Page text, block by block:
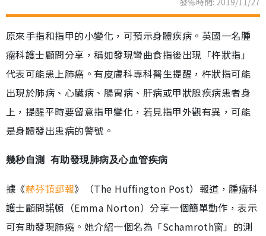
原來手指和指甲的小變化，可預示身體疾病。英國一名腫
瘤科護士顧問分享，稱如發現彎曲食指後出現「杵狀指」
代表可能患上肺癌。有皮膚科專科醫生提醒，杵狀指可能
出現於肺病、心臟病、腸胃病、肝病或甲狀腺疾病患者身
上，提醒平時要留意指甲變化，若見指甲外觀有異，可能
是身體發出患病的警號。
幾秒自測 有助發現肺病及心血管疾病
據《赫芬頓郵報》（The Huffington Post）報道，腫瘤科
護士顧問諾頓（Emma Norton）分享一個簡單動作，表示
可有助發現肺癌。她介紹一個名為「Schamroth窗」的測